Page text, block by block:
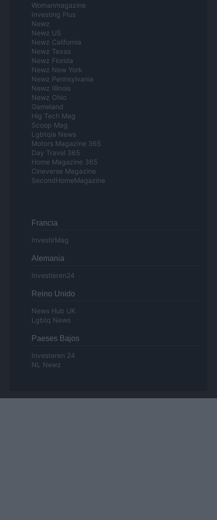
Womanmagazine
Investing Plus
Newz
Newz US
Newz California
Newz Texas
Newz Florida
Newz New York
Newz Pennsylvania
Newz Illinois
Newz Ohio
Gameland
Hig Tech Mag
Scoop Mag
Lgbtqia News
Motors Magazine 365
Day Travel 365
Home Magazine 365
Cineverse Magazine
SecondHomeMagazine
Francia
InvestirMag
Alemania
Investieren24
Reino Unido
News Hub UK
Lgbtq News
Paeses Bajos
Investeren 24
NL Newz